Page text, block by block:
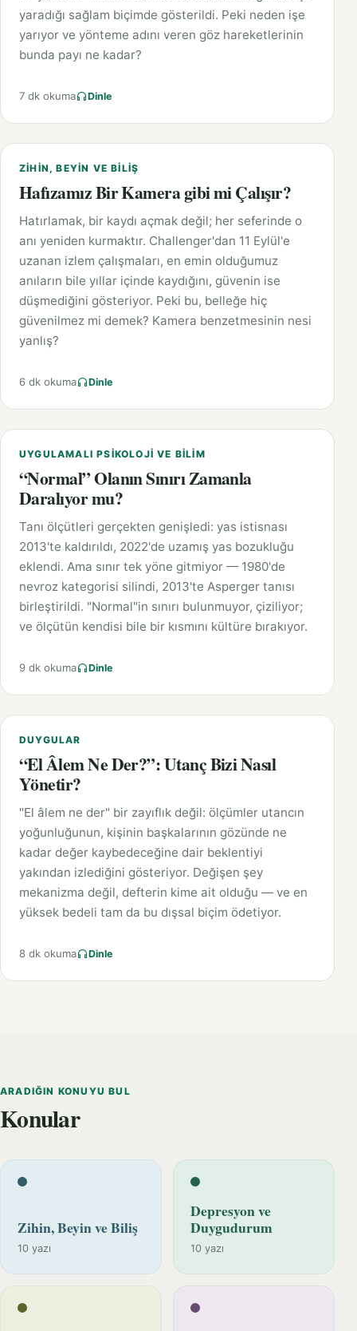
yaradığı sağlam biçimde gösterildi. Peki neden işe
yarıyor ve yönteme adını veren göz hareketlerinin
bunda payı ne kadar?
7 dk okuma Dinle
ZIHIN, BEYIN VE BILIŞ
Hafızamız Bir Kamera gibi mi Çalışır?
Hatırlamak, bir kaydı açmak değil; her seferinde o
anı yeniden kurmaktır. Challenger'dan 11 Eylül'e
uzanan izlem çalışmaları, en emin olduğumuz
anıların bile yıllar içinde kaydığını, güvenin ise
düşmediğini gösteriyor. Peki bu, belleğe hiç
güvenilmez mi demek? Kamera benzetmesinin nesi
yanlış?
6 dk okuma Dinle
UYGULAMALI PSIKOLOJI VE BILIM
“Normal” Olanın Sınırı Zamanla
Daralıyor mu?
Tanı ölçütleri gerçekten genişledi: yas istisnası
2013'te kaldırıldı, 2022'de uzamış yas bozukluğu
eklendi. Ama sınır tek yöne gitmiyor — 1980'de
nevroz kategorisi silindi, 2013'te Asperger tanısı
birleştirildi. "Normal"in sınırı bulunmuyor, çiziliyor;
ve ölçütün kendisi bile bir kısmını kültüre bırakıyor.
9 dk okuma Dinle
DUYGULAR
“El Âlem Ne Der?”: Utanç Bizi Nasıl
Yönetir?
"El âlem ne der" bir zayıflık değil: ölçümler utancın
yoğunluğunun, kişinin başkalarının gözünde ne
kadar değer kaybedeceğine dair beklentiyi
yakından izlediğini gösteriyor. Değişen şey
mekanizma değil, defterin kime ait olduğu — ve en
yüksek bedeli tam da bu dışsal biçim ödetiyor.
8 dk okuma Dinle
ARADIĞIN KONUYU BUL
Konular
Zihin, Beyin ve Biliş
10 yazı
Depresyon ve
Duygudurum
10 yazı